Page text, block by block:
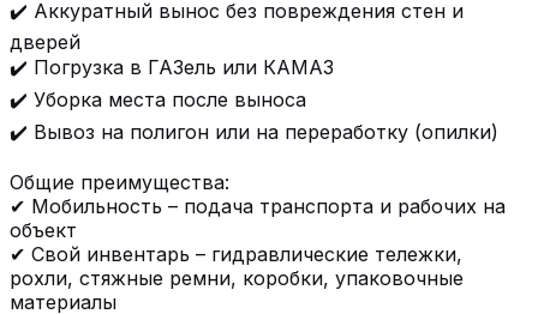
✔️ Аккуратный вынос без повреждения стен и
дверей
✔️ Погрузка в ГАЗель или КАМАЗ
✔️ Уборка места после выноса
✔️ Вывоз на полигон или на переработку (опилки)
Общие преимущества:
✔ Мобильность – подача транспорта и рабочих на
объект
✔ Свой инвентарь – гидравлические тележки,
рохли, стяжные ремни, коробки, упаковочные
материалы